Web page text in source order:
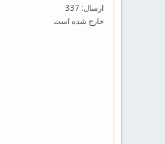
ارسال: 337
خارج شده است